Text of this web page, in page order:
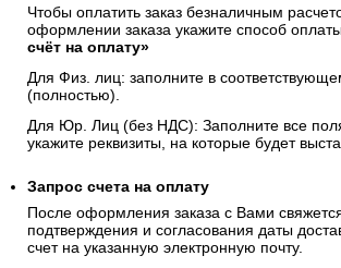
Чтобы оплатить заказ безналичным
оформлении заказа укажите способ
счёт на оплату»
Для Физ. лиц: заполните в
(полностью).
Для Юр. Лиц (без НДС): Заполните все
укажите реквизиты, на которые будет
Запрос счета на оплату
После оформления заказа с Вами
подтверждения и согласования даты
счет на указанную электронную почту.